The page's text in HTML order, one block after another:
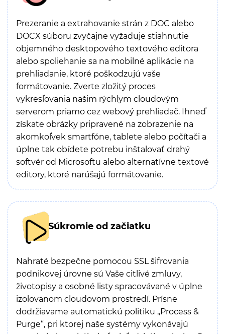
Prezeranie a extrahovanie strán z DOC alebo
DOCX súboru zvyčajne vyžaduje stiahnutie
objemného desktopového textového editora
alebo spoliehanie sa na mobilné aplikácie na
prehliadanie, ktoré poškodzujú vaše
formátovanie. Zverte zložitý proces
vykresľovania našim rýchlym cloudovým
serverom priamo cez webový prehliadač. Ihneď
získate obrázky pripravené na zobrazenie na
akomkoľvek smartfóne, tablete alebo počítači a
úplne tak obídete potrebu inštalovať drahý
softvér od Microsoftu alebo alternatívne textové
editory, ktoré narúšajú formátovanie.
Súkromie od začiatku
Nahraté bezpečne pomocou SSL šifrovania
podnikovej úrovne sú Vaše citlivé zmluvy,
životopisy a osobné listy spracovávané v úplne
izolovanom cloudovom prostredí. Prísne
dodržiavame automatickú politiku „Process &
Purge“, pri ktorej naše systémy vykonávajú